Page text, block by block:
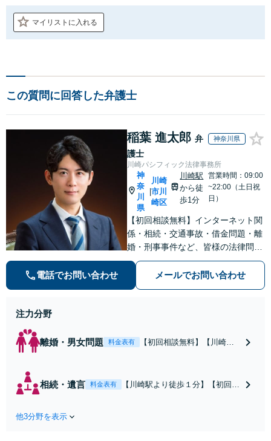
マイリストに入れる
この質問に回答した弁護士
稲葉 進太郎 弁
護士
神奈川県
川崎パシフィック法律事務所
神
奈
川
県
川崎
市川
崎区
川崎駅
から徒
歩1分
営業時間：09:00
~22:00（土日祝
日）
【初回相談無料】インターネット関
係・相続・交通事故・借金問題・離
婚・刑事事件など、皆様の法律問題
を解決すべく、親身になって取り組
みます。クチコミ・リピーターの方
も多数。お気軽にお問い合わせ下さ
電話でお問い合わせ メールでお問い合わせ
注力分野
離婚・男女問題 料金表有
【初回相談無料】【川崎駅
割・婚姻費用・養育費・財
相続・遺言 料金表有
【川崎駅より徒歩１分】【初回相
他3分野を表示